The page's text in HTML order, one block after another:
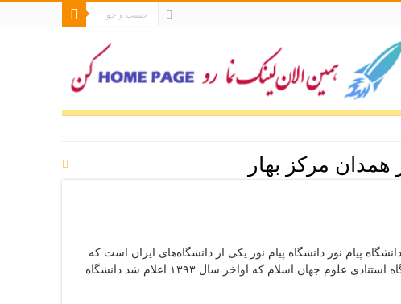
همدان مرکز بهار
پیام نور دانشگاه پیام نور یکی از دانشگاه‌های ایران است که
در مهرماه سال ۱۳۶۷ تأسیس شد. براساس اعلام و رتبه‌بندی جدید پایگاه استنادی علوم جهان اسلام که اواخر سال ۱۳۹۳ اعلام شد دانشگاه